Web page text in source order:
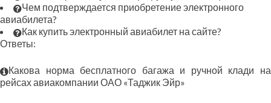
Чем подтверждается приобретение электронного
авиабилета?
Как купить электронный авиабилет на сайте?
Ответы:
Какова норма бесплатного багажа и ручной клади на
рейсах авиакомпании ОАО «Таджик Эйр»